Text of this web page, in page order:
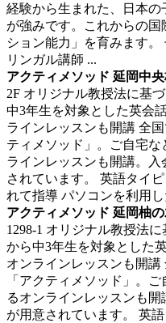
経験から生まれた、日本
が強みです。これからの
ション能力」を育みます
リンガル講師 ...
アクティメソッド 延岡中
2F オリジナル教授法に基
中3年生を対象とした英会
ラインレッスンも開講 全
ティメソッド」。ご自宅
ラインレッスンも開講。
されています。 英語タイ
れて指導 パソコンを利用
アクティメソッド 延岡柚
1298-1 オリジナル教授法
から中3年生を対象とした
オンラインレッスンも開
「アクティメソッド」。
るオンラインレッスンも
が用意されています。 英